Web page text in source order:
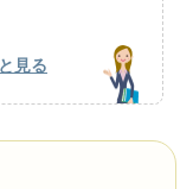
見る